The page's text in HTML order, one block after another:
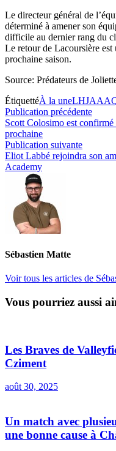
Le directeur général de
déterminé à amener son
difficile au dernier rang du
Le retour de Lacoursière est
prochaine saison.
Source: Prédateurs de
ÉtiquettéÀ la une
Navigation
de
l’article
Publication précédente
Scott Colosimo est confirmé
prochaine
Publication suivante
suivante
Eliot Labbé rejoindra son
Academy
Sébastien Matte
Voir tous les articles de
Vous pourriez aussi
Les Braves de
Cziment
août 30, 2025
Un match avec
une bonne cause à